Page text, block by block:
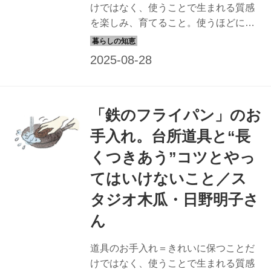
けではなく、使うことで生まれる質感
を楽しみ、育てること。使うほどにな
じんで風合いが増し、よりいっそう愛
「鉄のフライパン」のお
手入れ。台所道具と“長
くつきあう”コツとやっ
てはいけないこと／ス
タジオ木瓜・日野明子さ
ん
道具のお手入れ＝きれいに保つことだ
けではなく、使うことで生まれる質感